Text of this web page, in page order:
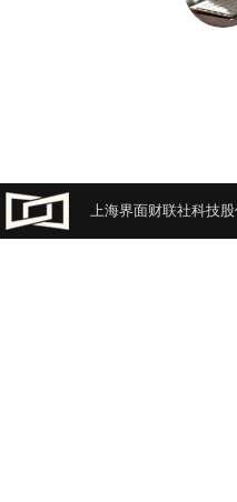
上海界面财联社科技